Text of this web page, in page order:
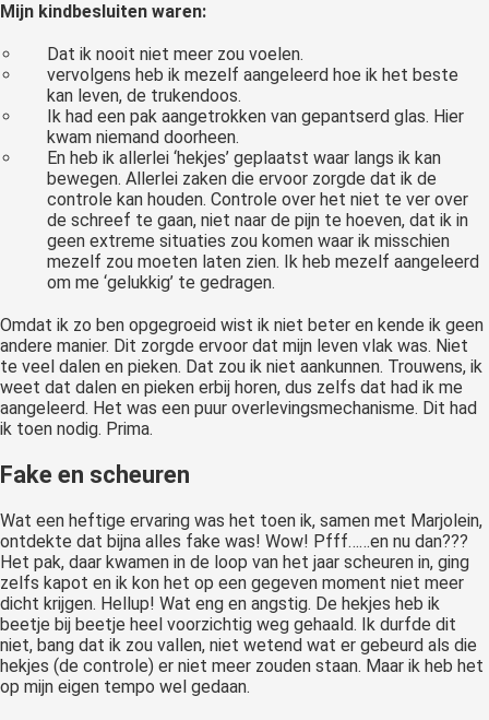
Mijn kindbesluiten waren:
Dat ik nooit niet meer zou voelen.
vervolgens heb ik mezelf aangeleerd hoe ik het beste
kan leven, de trukendoos.
Ik had een pak aangetrokken van gepantserd glas. Hier
kwam niemand doorheen.
En heb ik allerlei ‘hekjes’ geplaatst waar langs ik kan
bewegen. Allerlei zaken die ervoor zorgde dat ik de
controle kan houden. Controle over het niet te ver over
de schreef te gaan, niet naar de pijn te hoeven, dat ik in
geen extreme situaties zou komen waar ik misschien
mezelf zou moeten laten zien. Ik heb mezelf aangeleerd
om me ‘gelukkig’ te gedragen.
Omdat ik zo ben opgegroeid wist ik niet beter en kende ik geen
andere manier. Dit zorgde ervoor dat mijn leven vlak was. Niet
te veel dalen en pieken. Dat zou ik niet aankunnen. Trouwens, ik
weet dat dalen en pieken erbij horen, dus zelfs dat had ik me
aangeleerd. Het was een puur overlevingsmechanisme. Dit had
ik toen nodig. Prima.
Fake en scheuren
Wat een heftige ervaring was het toen ik, samen met Marjolein,
ontdekte dat bijna alles fake was! Wow! Pfff……en nu dan???
Het pak, daar kwamen in de loop van het jaar scheuren in, ging
zelfs kapot en ik kon het op een gegeven moment niet meer
dicht krijgen. Hellup! Wat eng en angstig. De hekjes heb ik
beetje bij beetje heel voorzichtig weg gehaald. Ik durfde dit
niet, bang dat ik zou vallen, niet wetend wat er gebeurd als die
hekjes (de controle) er niet meer zouden staan. Maar ik heb het
op mijn eigen tempo wel gedaan.